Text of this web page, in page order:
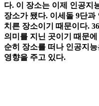
다. 이 장소는 이제 인공지
장소가 됐다. 이세돌 9단과
치른 장소이기 때문이다.
의미를 지닌 곳이기 때문
순히 장소를 떠나 인공지
영향을 주고 있다.